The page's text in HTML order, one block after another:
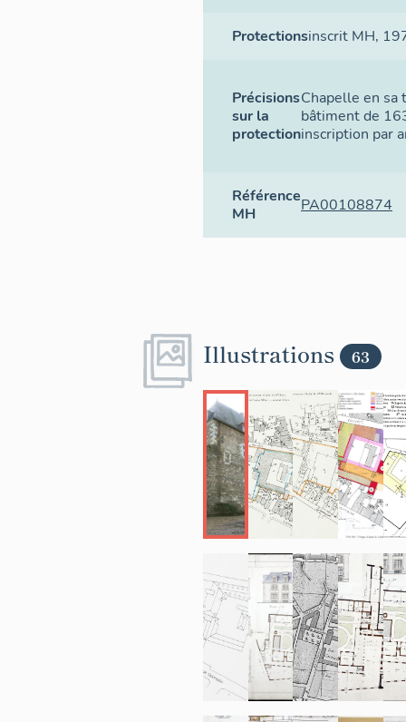
Protectionsinscrit MH,
Précisions
sur la
protection
Chapelle en sa
bâtiment de
inscription par
Référence
MH
PA00108874
Illustrations 63